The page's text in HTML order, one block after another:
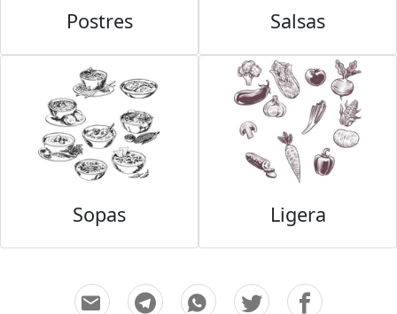
Postres Salsas
Sopas Ligera